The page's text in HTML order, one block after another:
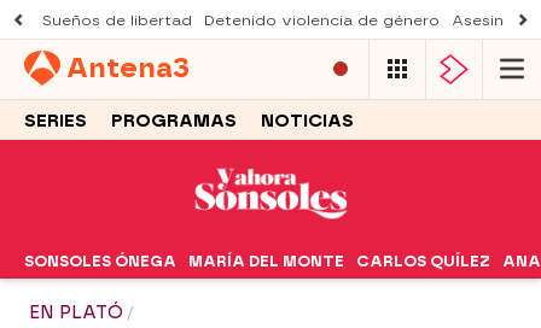
Sueños de libertad Detenido violencia de género Asesinato
Antena3
SERIES PROGRAMAS NOTICIAS
SONSOLES ÓNEGA MARÍA DEL MONTE CARLOS QUÍLEZ ANA
EN PLATÓ